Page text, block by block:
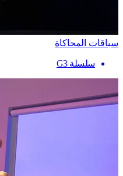
سباقات المحاكاة
سلسلة G3